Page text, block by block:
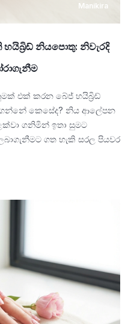
Manikira
හයිබ්‍රිඩ් නියපොතු: නිවැරදි
එක් කරන බේජ් හයිබ්‍රිඩ්
කෙසේද? නිය ආලේපන
ගනිමින් ඉතා සුමට
ගත හැකි සරල පියවර